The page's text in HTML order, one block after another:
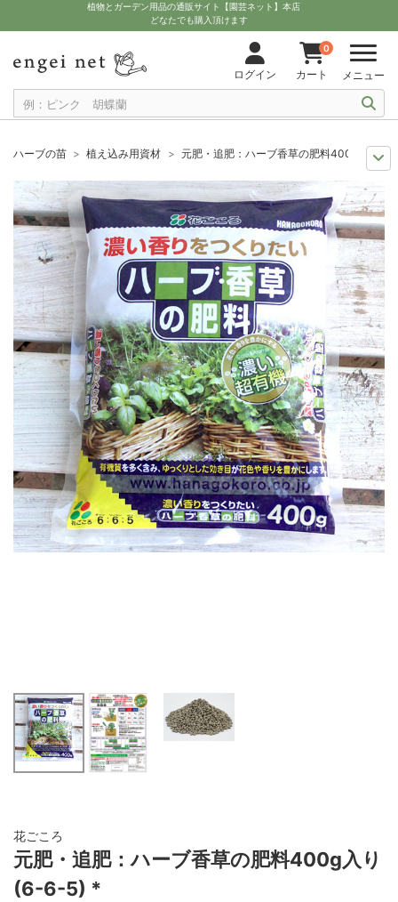
植物とガーデン用品の通販サイト【園芸ネット】本店
どなたでも購入頂けます
ログイン
0
カート メニュー
ハーブの苗 植え込み用資材
元肥・追肥：ハーブ香草の肥料400g入り
11月中下旬予約
グッズ・資材
元肥・追肥：ハーブ香草の肥料400g入り
12月上中旬予約
グッズ・資材
元肥・追肥：ハーブ香草の肥料400g入り
10月中下旬予約
グッズ・資材 元肥・追肥：ハーブ香草の肥料400g入り
花ごころ
元肥・追肥：ハーブ香草の肥料400g入り
(6-6-5) *